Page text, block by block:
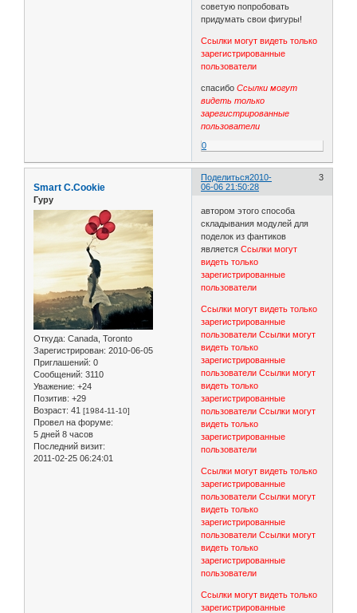
советую попробовать
придумать свои фигуры!
Ссылки могут видеть только
зарегистрированные
пользователи
спасибоСсылки могут
видеть только
зарегистрированные
пользователи
0
Поделиться 3
2010-
06-06 21:50:28
Smart C.Cookie
Гуру
Откуда: Canada, Toronto
Зарегистрирован: 2010-06-05
Приглашений: 0
Сообщений: 3110
Уважение: +24
Позитив: +29
Возраст: 41 [1984-11-10]
Провел на форуме:
5 дней 8 часов
Последний визит:
2011-02-25 06:24:01
автором этого способа
складывания модулей для
поделок из фантиков
являетсяСсылки могут
видеть только
зарегистрированные
пользователи
Ссылки могут видеть только
зарегистрированные
пользователи Ссылки могут
видеть только
зарегистрированные
пользователи Ссылки могут
видеть только
зарегистрированные
пользователи Ссылки могут
видеть только
зарегистрированные
пользователи
Ссылки могут видеть только
зарегистрированные
пользователи Ссылки могут
видеть только
зарегистрированные
пользователи Ссылки могут
видеть только
зарегистрированные
пользователи
Ссылки могут видеть только
зарегистрированные